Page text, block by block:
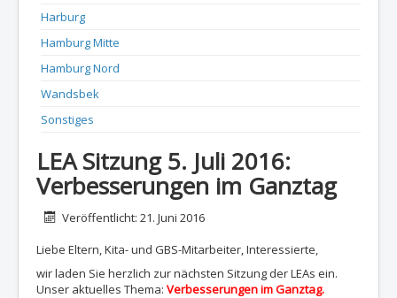
Harburg
Hamburg Mitte
Hamburg Nord
Wandsbek
Sonstiges
LEA Sitzung 5. Juli 2016:
Verbesserungen im Ganztag
DetailsVeröffentlicht: 21. Juni 2016
Liebe Eltern, Kita- und GBS-Mitarbeiter, Interessierte,
wir laden Sie herzlich zur nächsten Sitzung der LEAs ein.
Unser aktuelles Thema: Verbesserungen im Ganztag.